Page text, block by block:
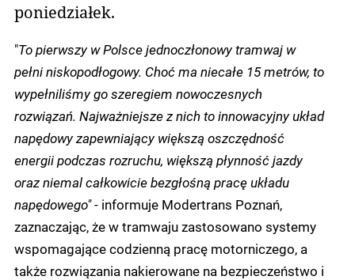
poniedziałek.
"To pierwszy w Polsce jednoczłonowy tramwaj w
pełni niskopodłogowy. Choć ma niecałe 15 metrów, to
wypełniliśmy go szeregiem nowoczesnych
rozwiązań. Najważniejsze z nich to innowacyjny układ
napędowy zapewniający większą oszczędność
energii podczas rozruchu, większą płynność jazdy
oraz niemal całkowicie bezgłośną pracę układu
napędowego"- informuje Modertrans Poznań,
zaznaczając, że w tramwaju zastosowano systemy
wspomagające codzienną pracę motorniczego, a
także rozwiązania nakierowane na bezpieczeństwo i